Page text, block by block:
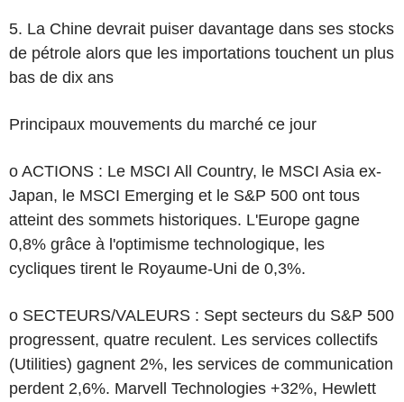
5. La Chine devrait puiser davantage dans ses stocks
de pétrole alors que les importations touchent un plus
bas de dix ans
Principaux mouvements du marché ce jour
o ACTIONS : Le MSCI All Country, le MSCI Asia ex-
Japan, le MSCI Emerging et le S&P 500 ont tous
atteint des sommets historiques. L'Europe gagne
0,8% grâce à l'optimisme technologique, les
cycliques tirent le Royaume-Uni de 0,3%.
o SECTEURS/VALEURS : Sept secteurs du S&P 500
progressent, quatre reculent. Les services collectifs
(Utilities) gagnent 2%, les services de communication
perdent 2,6%. Marvell Technologies +32%, Hewlett